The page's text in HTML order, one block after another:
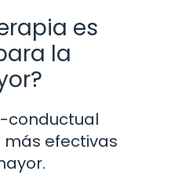
es
la
conductual
más efectivas